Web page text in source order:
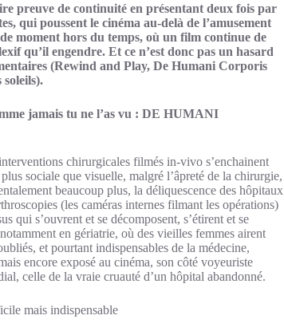
preuve de continuité en présentant deux fois par
qui poussent le cinéma au-delà de l’amusement
moment hors du temps, où un film continue de
qu’il engendre. Et ce n’est donc pas un hasard
(Rewind and Play, De Humani Corporis
jamais tu ne l’as vu : DE HUMANI
chirurgicales filmés in-vivo s’enchainent
sociale que visuelle, malgré l’âpreté de la chirurgie,
beaucoup plus, la déliquescence des hôpitaux
(les caméras internes filmant les opérations)
qui s’ouvrent et se décomposent, s’étirent et se
en gériatrie, où des vieilles femmes airent
et pourtant indispensables de la médecine,
encore exposé au cinéma, son côté voyeuriste
celle de la vraie cruauté d’un hôpital abandonné.
mais indispensable